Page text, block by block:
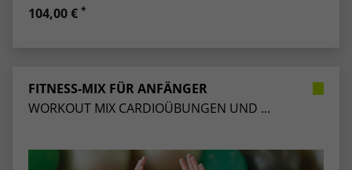
104,00 € *
FITNESS-MIX FÜR ANFÄNGER
WORKOUT MIX CARDIOÜBUNGEN UND ...